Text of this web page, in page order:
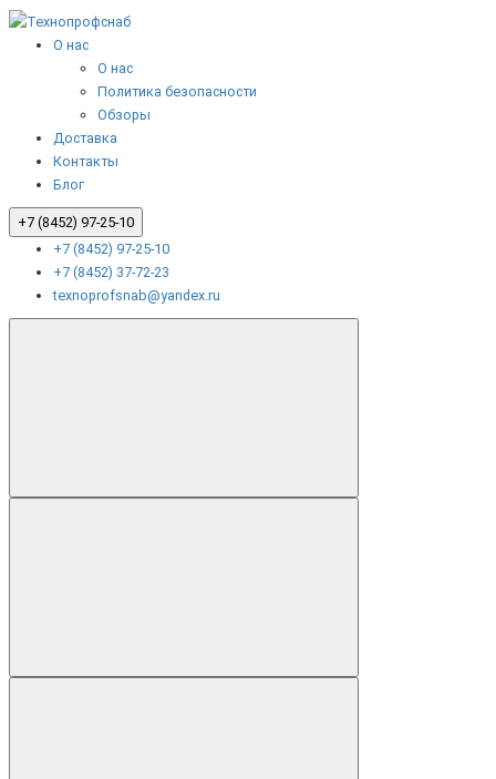
О нас
О нас
Политика безопасности
Обзоры
Доставка
Контакты
Блог
+7 (8452) 97-25-10
+7 (8452) 97-25-10
+7 (8452) 37-72-23
texnoprofsnab@yandex.ru